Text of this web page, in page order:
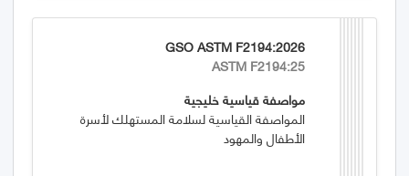
GSO ASTM F2194:2026
ASTM F2194:25
مواصفة قياسية خليجية
المواصفة القياسية لسلامة المستهلك لأسرة
الأطفال والمهود